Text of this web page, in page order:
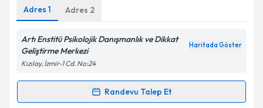
Kişisel verilerimin işlenmesine ilişkin
Metni'ni okudum ve kişisel verilerimin belirtilen
kapsamda işlenmesini kabul ediyorum.
Adres 1 Adres 2
Artı Enstitü Psikolojik Danışmanlık ve Dikkat
Geliştirme Merkezi
Haritada Göster
Kızılay, İzmir-1 Cd. No:24
Randevu Talep Et
Randevu Takvimi Talebi